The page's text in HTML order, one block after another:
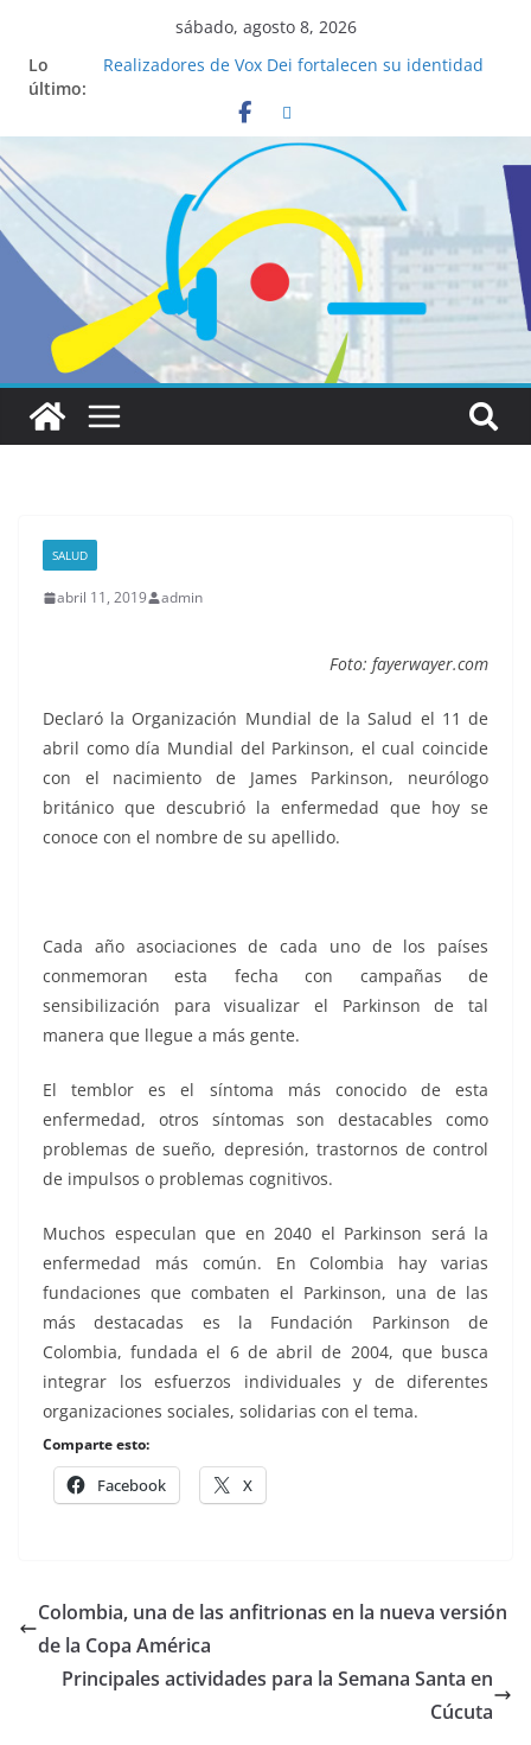
sábado, agosto 8, 2026
Lo
último:
Realizadores de Vox Dei fortalecen su identidad
La ciencia desvela los 5 secretos que tiene
fácilmente un católico para convertirse en
“Superancianos”
Pop Up Market atrae a cientos de visitantes y
dinamiza la economía local
Salud mental a la mesa: la importancia de
hablarlo en familia
Lo que tienen en común la nueva Película Toy
Story 5 y el Papa León XIV
SALUD
abril 11, 2019 admin
Foto: fayerwayer.com
Declaró la Organización Mundial de la Salud el 11 de
abril como día Mundial del Parkinson, el cual coincide
con el nacimiento de James Parkinson, neurólogo
británico que descubrió la enfermedad que hoy se
conoce con el nombre de su apellido.
Cada año asociaciones de cada uno de los países
conmemoran esta fecha con campañas de
sensibilización para visualizar el Parkinson de tal
manera que llegue a más gente.
El temblor es el síntoma más conocido de esta
enfermedad, otros síntomas son destacables como
problemas de sueño, depresión, trastornos de control
de impulsos o problemas cognitivos.
Muchos especulan que en 2040 el Parkinson será la
enfermedad más común. En Colombia hay varias
fundaciones que combaten el Parkinson, una de las
más destacadas es la Fundación Parkinson de
Colombia, fundada el 6 de abril de 2004, que busca
integrar los esfuerzos individuales y de diferentes
organizaciones sociales, solidarias con el tema.
Comparte esto:
Facebook X
Colombia, una de las anfitrionas en la nueva versión
de la Copa América
Principales actividades para la Semana Santa en
Cúcuta